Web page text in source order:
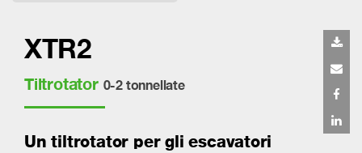
XTR2
Tiltrotator 0-2 tonnellate
Un tiltrotator per gli escavatori